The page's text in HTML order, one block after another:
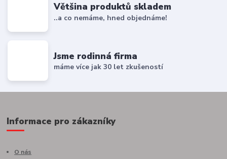
Většina produktů skladem
..a co nemáme, hned objednáme!
Jsme rodinná firma
máme více jak 30 let zkušeností
Informace pro zákazníky
O nás